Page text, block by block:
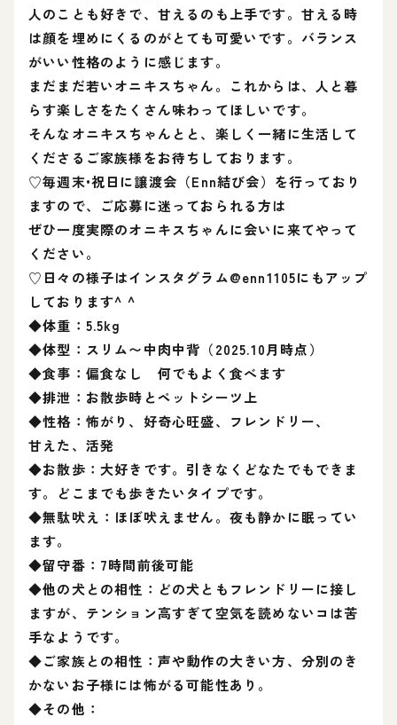
人のことも好きで、甘えるのも上手です。甘える時
は顔を埋めにくるのがとても可愛いです。バランス
がいい性格のように感じます。
まだまだ若いオニキスちゃん。これからは、人と暮
らす楽しさをたくさん味わってほしいです。
そんなオニキスちゃんとと、楽しく一緒に生活して
くださるご家族様をお待ちしております。
♡毎週末•祝日に譲渡会（Enn結び会）を行っており
ますので、ご応募に迷っておられる方は
ぜひ一度実際のオニキスちゃんに会いに来てやって
ください。
♡日々の様子はインスタグラム@enn1105にもアップ
しております^ ^
◆体重：5.5kg
◆体型：スリム〜中肉中背（2025.10月時点）
◆食事：偏食なし 何でもよく食べます
◆排泄：お散歩時とペットシーツ上
◆性格：怖がり、好奇心旺盛、フレンドリー、
甘えた、活発
◆お散歩：大好きです。引きなくどなたでもできま
す。どこまでも歩きたいタイプです。
◆無駄吠え：ほぼ吠えません。夜も静かに眠ってい
ます。
◆留守番：7時間前後可能
◆他の犬との相性：どの犬ともフレンドリーに接し
ますが、テンション高すぎて空気を読めないコは苦
手なようです。
◆ご家族との相性：声や動作の大きい方、分別のき
かないお子様には怖がる可能性あり。
◆その他：